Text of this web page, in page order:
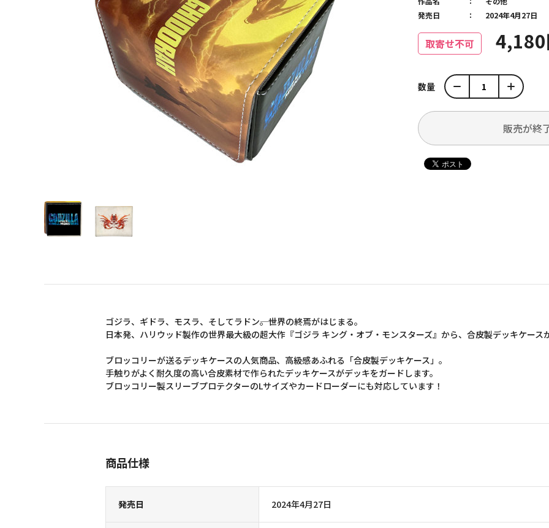
取寄せ不可
発売日
2024年4月27日
数量
販売が終
ゴジラ、ギドラ、モスラ、そしてラドン――。世界の終焉がはじまる。
日本発、ハリウッド製作の世界最大級の超大作『ゴジラ キング・オブ・モンスターズ』から、合皮製デッキケース
ブロッコリーが送るデッキケースの人気商品、高級感あふれる「合皮製デッキケース」。
手触りがよく耐久度の高い合皮素材で作られたデッキケースがデッキをガードします。
ブロッコリー製スリーブプロテクターのLサイズやカードローダーにも対応しています！
商品仕様
発売日 2024年4月27日